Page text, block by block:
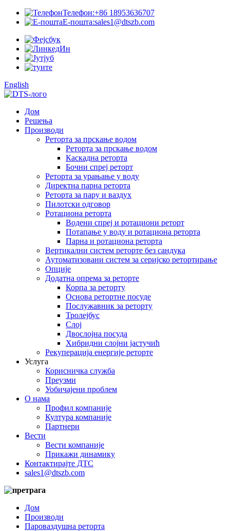
Телефон:+86 18953636707
Е-пошта:sales1@dtszb.com
English
Дом
Решења
Производи
Реторта за прскање водом
Реторта за прскање водом
Каскадна реторта
Бочни спреј реторт
Реторта за урањање у воду
Директна парна реторта
Реторта за пару и ваздух
Пилотски одговор
Ротациона реторта
Водени спреј и ротациони реторт
Потапање у воду и ротациона реторта
Парна и ротациона реторта
Вертикални систем реторте без сандука
Аутоматизовани систем за серијско ретортирање
Опције
Додатна опрема за реторте
Корпа за реторту
Основа ретортне посуде
Послужавник за реторту
Тролејбус
Слој
Двослојна посуда
Хибридни слојни јастучић
Рекуперација енергије реторте
Услуга
Корисничка служба
Преузми
Уобичајени проблем
О нама
Профил компаније
Култура компаније
Партнери
Вести
Вести компаније
Прикажи динамику
Контактирајте ДТС
sales1@dtszb.com
Дом
Производи
Пароваздушна реторта